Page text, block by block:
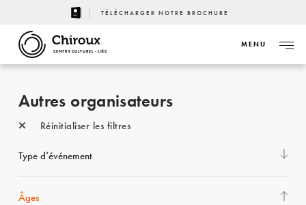
TÉLÉCHARGER NOTRE BROCHURE
CENTRE CULTUREL - LIÈGE
MENU
Autres organisateurs
Réinitialiser les filtres
Type d’événement
Âges